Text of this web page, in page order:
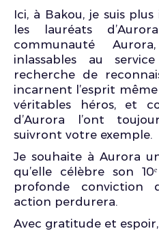
Ici, à Bakou, je suis
les lauréats
communauté
inlassables au
recherche de
incarnent l’esprit même
véritables héros, et
d’Aurora l’ont
suivront votre exemple.
Je souhaite à Aurora
qu’elle célèbre son
profonde
action perdurera.
Avec gratitude et espoir,